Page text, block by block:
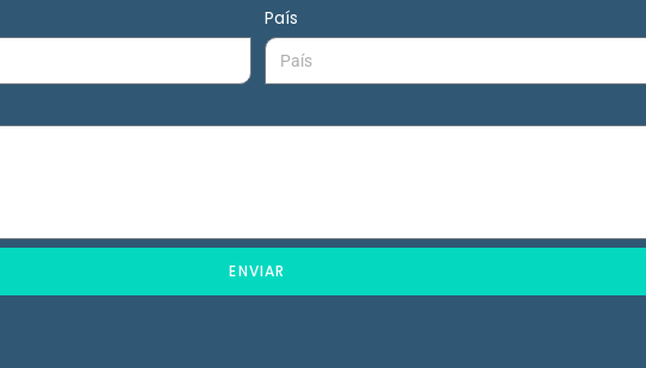
País
ENVIAR